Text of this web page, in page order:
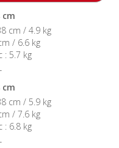
cm
cm / 4.9 kg
/ 6.6 kg
: 5.7 kg
cm
cm / 5.9 kg
/ 7.6 kg
: 6.8 kg